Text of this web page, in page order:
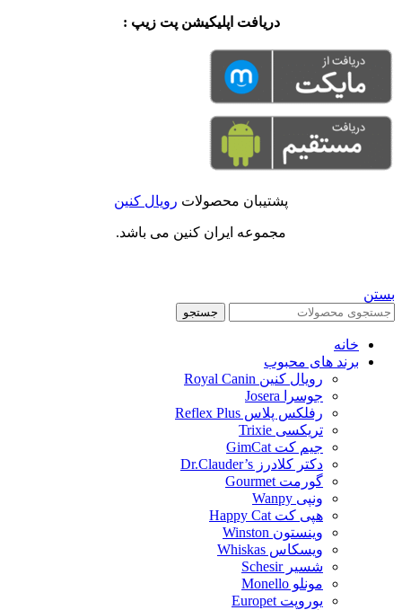
دریافت اپلیکیشن پت زیپ :
پشتیبان محصولات رویال کنین
مجموعه ایران کنین می باشد.
بستن
جستجو
خانه
برند های محبوب
رویال کنین Royal Canin
جوسرا Josera
رفلکس پلاس Reflex Plus
تریکسی Trixie
جیم کت GimCat
دکتر کلادرز Dr.Clauder’s
گورمت Gourmet
ونپی Wanpy
هپی کت Happy Cat
وینستون Winston
ویسکاس Whiskas
شسیر Schesir
مونلو Monello
یوروپت Europet